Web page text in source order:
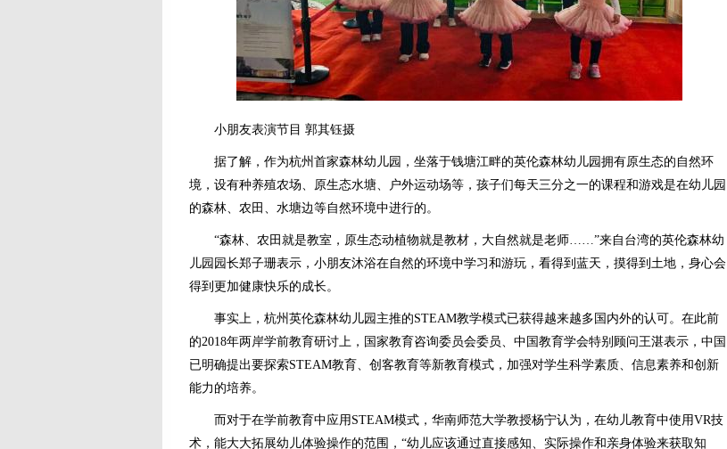
小朋友表演节目 郭其钰摄
据了解，作为杭州首家森林幼儿园，坐落于钱塘江畔的英伦森林幼儿园拥有原生态的自然环
境，设有种养殖农场、原生态水塘、户外运动场等，孩子们每天三分之一的课程和游戏是在幼儿园
的森林、农田、水塘边等自然环境中进行的。
“森林、农田就是教室，原生态动植物就是教材，大自然就是老师……”来自台湾的英伦森林幼
儿园园长郑子珊表示，小朋友沐浴在自然的环境中学习和游玩，看得到蓝天，摸得到土地，身心会
得到更加健康快乐的成长。
事实上，杭州英伦森林幼儿园主推的STEAM教学模式已获得越来越多国内外的认可。在此前
的2018年两岸学前教育研讨上，国家教育咨询委员会委员、中国教育学会特别顾问王湛表示，中国
已明确提出要探索STEAM教育、创客教育等新教育模式，加强对学生科学素质、信息素养和创新
能力的培养。
而对于在学前教育中应用STEAM模式，华南师范大学教授杨宁认为，在幼儿教育中使用VR技
术，能大大拓展幼儿体验操作的范围，“幼儿应该通过直接感知、实际操作和亲身体验来获取知